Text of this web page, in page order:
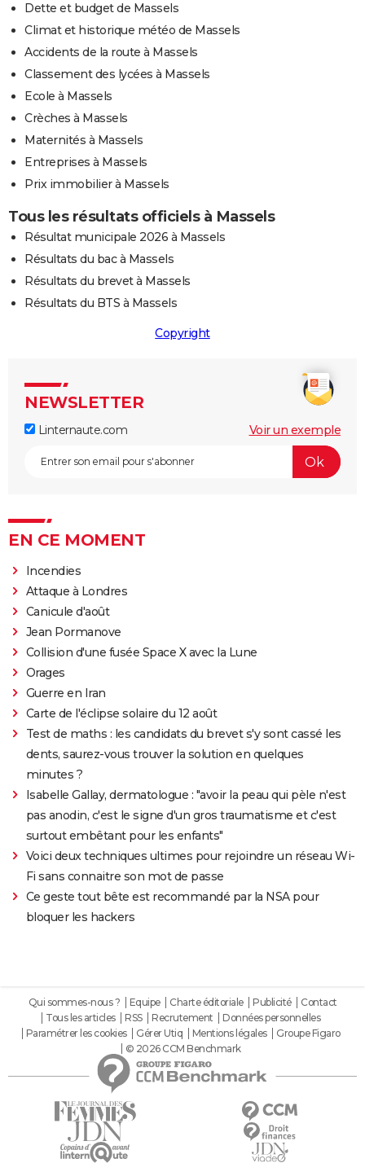
Dette et budget de Massels
Climat et historique météo de Massels
Accidents de la route à Massels
Classement des lycées à Massels
Ecole à Massels
Crèches à Massels
Maternités à Massels
Entreprises à Massels
Prix immobilier à Massels
Tous les résultats officiels à Massels
Résultat municipale 2026 à Massels
Résultats du bac à Massels
Résultats du brevet à Massels
Résultats du BTS à Massels
Copyright
NEWSLETTER
Linternaute.com Voir un exemple
EN CE MOMENT
Incendies
Attaque à Londres
Canicule d'août
Jean Pormanove
Collision d'une fusée Space X avec la Lune
Orages
Guerre en Iran
Carte de l'éclipse solaire du 12 août
Test de maths : les candidats du brevet s'y sont cassé les
dents, saurez-vous trouver la solution en quelques
minutes ?
Isabelle Gallay, dermatologue : "avoir la peau qui pèle n'est
pas anodin, c'est le signe d'un gros traumatisme et c'est
surtout embêtant pour les enfants"
Voici deux techniques ultimes pour rejoindre un réseau Wi-
Fi sans connaitre son mot de passe
Ce geste tout bête est recommandé par la NSA pour
bloquer les hackers
Qui sommes-nous ? Equipe Charte éditoriale Publicité
Contact
Tous les articles
RSS Recrutement
Données personnelles
Paramétrer les cookies
Gérer Utiq Mentions légales
Groupe Figaro
© 2026 CCM Benchmark